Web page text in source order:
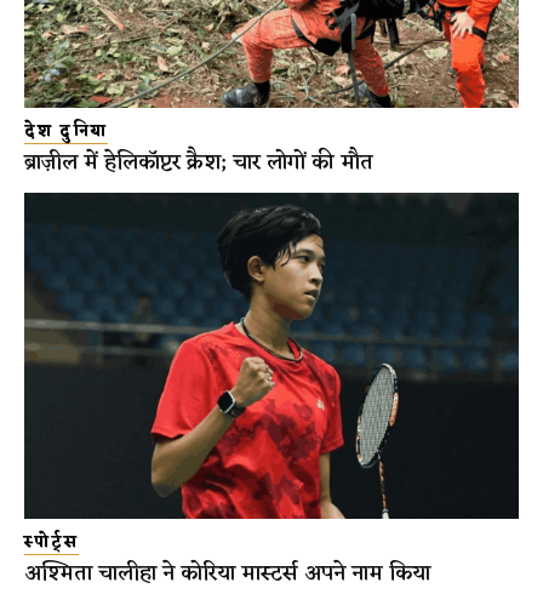
देश दुनिया
ब्राज़ील में हेलिकॉप्टर क्रैश; चार लोगों की मौत
स्पोर्ट्स
अश्मिता चालीहा ने कोरिया मास्टर्स अपने नाम किया